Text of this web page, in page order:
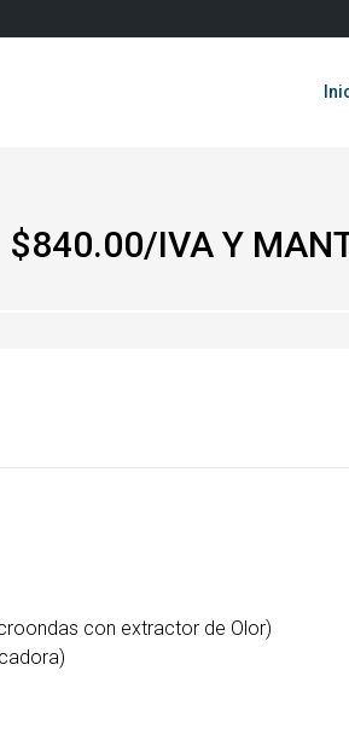
$840.00/IVA Y
con extractor de Olor)